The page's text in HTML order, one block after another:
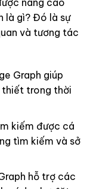
nâng cao
là gì? Đó là sự
và tương tác
Graph giúp
thiết trong thời
kiếm được cá
tìm kiếm và sở
hỗ trợ các